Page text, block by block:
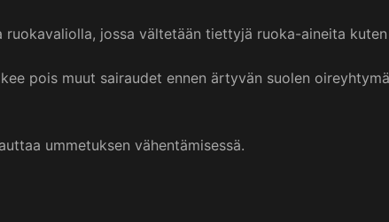
jossa vältetään tiettyjä ruoka-aineita
pois muut sairaudet ennen ärtyvän suolen
ummetuksen vähentämisessä.